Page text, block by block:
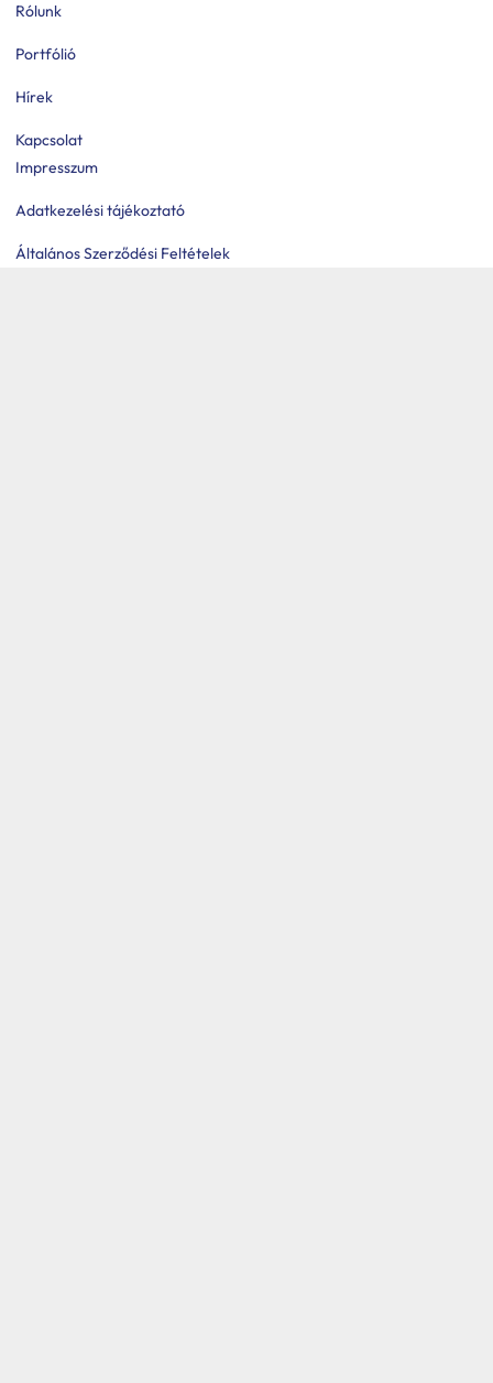
Rólunk
Portfólió
Hírek
Kapcsolat
Impresszum
Adatkezelési tájékoztató
Általános Szerződési Feltételek